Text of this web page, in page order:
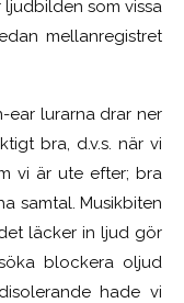
som vissa
mellanregistret
ear lurarna drar ner
bra, d.v.s. när vi
vi är ute efter; bra
samtal. Musikbiten
läcker in ljud gör
blockera oljud
hade vi